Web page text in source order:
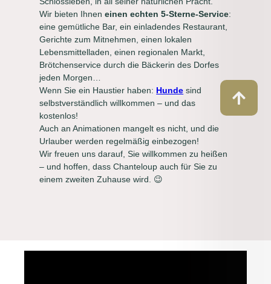
Wir bieten Ihneneinen echten 5-Sterne-Service:
eine gemütliche Bar, ein einladendes Restaurant,
Gerichte zum Mitnehmen, einen lokalen
Lebensmittelladen, einen regionalen Markt,
Brötchenservice durch die Bäckerin des Dorfes
jeden Morgen…
Wenn Sie ein Haustier haben: Hunde sind
selbstverständlich willkommen – und das
kostenlos!
Auch an Animationen mangelt es nicht, und die
Urlauber werden regelmäßig einbezogen!
Wir freuen uns darauf, Sie willkommen zu heißen
– und hoffen, dass Chanteloup auch für Sie zu
einem zweiten Zuhause wird. 😉